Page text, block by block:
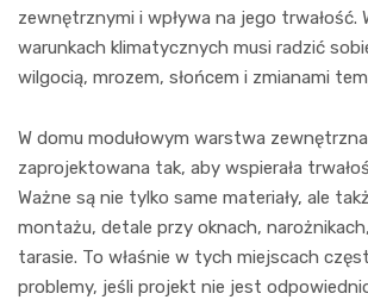
zewnętrznymi i wpływa na jego trwałość.
warunkach klimatycznych musi radzić
wilgocią, mrozem, słońcem i zmianami
W domu modułowym warstwa
zaprojektowana tak, aby wspierała
Ważne są nie tylko same materiały, ale
montażu, detale przy oknach,
tarasie. To właśnie w tych miejscach
problemy, jeśli projekt nie jest